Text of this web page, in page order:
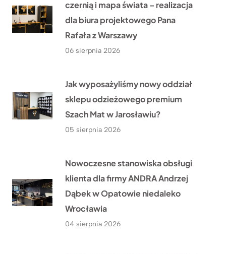
czernią i mapa świata – realizacja
dla biura projektowego Pana
Rafała z Warszawy
06 sierpnia 2026
Jak wyposażyliśmy nowy oddział
sklepu odzieżowego premium
Szach Mat w Jarosławiu?
05 sierpnia 2026
Nowoczesne stanowiska obsługi
klienta dla firmy ANDRA Andrzej
Dąbek w Opatowie niedaleko
Wrocławia
04 sierpnia 2026